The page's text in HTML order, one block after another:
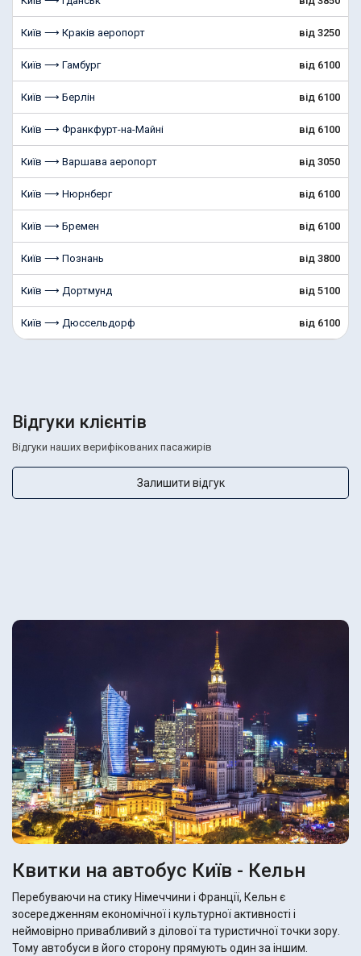
Київ ⟶ Краків аеропорт від 3250
Київ ⟶ Гамбург від 6100
Київ ⟶ Берлін від 6100
Київ ⟶ Франкфурт-на-Майні від 6100
Київ ⟶ Варшава аеропорт від 3050
Київ ⟶ Нюрнберг від 6100
Київ ⟶ Бремен від 6100
Київ ⟶ Познань від 3800
Київ ⟶ Дортмунд від 5100
Київ ⟶ Дюссельдорф від 6100
Відгуки клієнтів
Відгуки наших верифікованих пасажирів
Залишити відгук
Квитки на автобус Київ - Кельн
Перебуваючи на стику Німеччини і Франції, Кельн є
зосередженням економічної і культурної активності і
неймовірно привабливий з ділової та туристичної точки зору.
Тому автобуси в його сторону прямують один за іншим.